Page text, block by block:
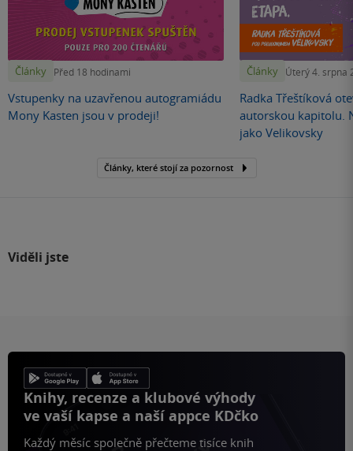
Články Před 18 hodinami
Vstupenky na uzavřenou autogramiádu
Mony Kasten jsou v prodeji!
Články Úterý 4. srpna
Radka Třeštíková
autorskou kapitolu.
jako Velikovsky
Články, které stojí za pozornost
Viděli jste
Knihy, recenze a klubové výhody
ve vaší kapse a naší appce KDčko
Každý měsíc společně přečteme tisíce knih